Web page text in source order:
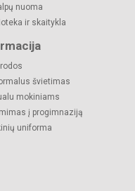
nuoma
ir skaitykla
švietimas
mokiniams
į progimnaziją
uniforma